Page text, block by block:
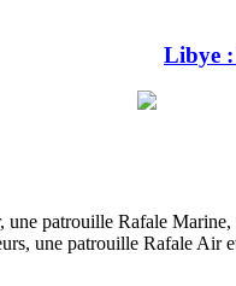
Libye
patrouille Rafale
une patrouille Rafale Air